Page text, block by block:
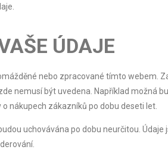
ÚDAJE
nebo zpracované tímto webem.
nemusí být uvedena. Například možná
nákupech zákazníků po dobu deseti let.
uchovávána po dobu neurčitou.